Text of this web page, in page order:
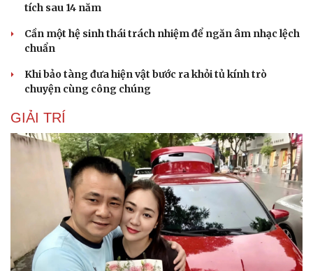
tích sau 14 năm
Cần một hệ sinh thái trách nhiệm để ngăn âm nhạc lệch
chuẩn
Khi bảo tàng đưa hiện vật bước ra khỏi tủ kính trò
chuyện cùng công chúng
GIẢI TRÍ